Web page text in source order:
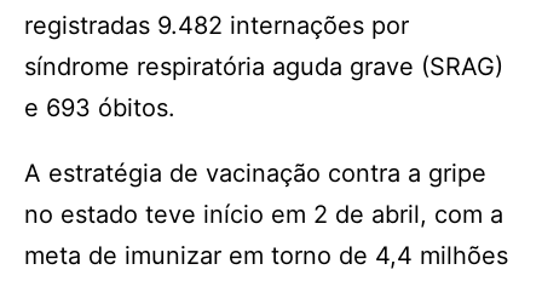
registradas 9.482 internações por
síndrome respiratória aguda grave (SRAG)
e 693 óbitos.
A estratégia de vacinação contra a gripe
no estado teve início em 2 de abril, com a
meta de imunizar em torno de 4,4 milhões